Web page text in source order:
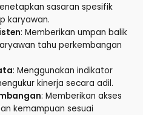
sasaran spesifik
karyawan.
: Memberikan umpan balik
tahu perkembangan
: Menggunakan indikator
kinerja secara adil.
: Memberikan akses
kemampuan sesuai